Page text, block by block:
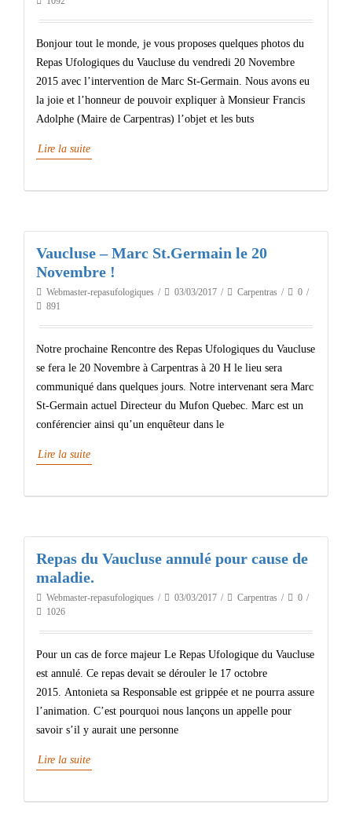
Bonjour tout le monde, je vous proposes quelques photos du
Repas Ufologiques du Vaucluse du vendredi 20 Novembre
2015 avec l’intervention de Marc St-Germain. Nous avons eu
la joie et l’honneur de pouvoir expliquer à Monsieur Francis
Adolphe (Maire de Carpentras) l’objet et les buts
Lire la suite
Vaucluse – Marc St.Germain le 20
Novembre !
Webmaster-repasufologiques 03/03/2017 Carpentras
0
891
Notre prochaine Rencontre des Repas Ufologiques du Vaucluse
se fera le 20 Novembre à Carpentras à 20 H le lieu sera
communiqué dans quelques jours. Notre intervenant sera Marc
St-Germain actuel Directeur du Mufon Quebec. Marc est un
conférencier ainsi qu’un enquêteur dans le
Lire la suite
Repas du Vaucluse annulé pour cause de
maladie.
Webmaster-repasufologiques 03/03/2017 Carpentras
0
1026
Pour un cas de force majeur Le Repas Ufologique du Vaucluse
est annulé. Ce repas devait se dérouler le 17 octobre
2015. Antonieta​ sa Responsable est grippée et ne pourra assure
l’animation. C’est pourquoi nous lançons un appelle pour
savoir s’il y aurait une personne
Lire la suite